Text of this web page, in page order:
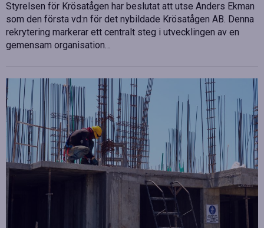
Styrelsen för Krösatågen har beslutat att utse Anders Ekman
som den första vd:n för det nybildade Krösatågen AB. Denna
rekrytering markerar ett centralt steg i utvecklingen av en
gemensam organisation…